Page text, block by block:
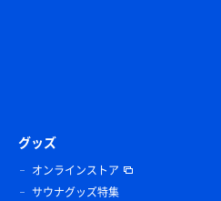
グッズ
オンラインストア
サウナグッズ特集